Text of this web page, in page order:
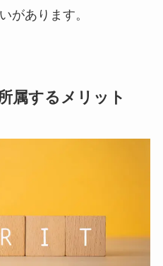
があります。
属するメリット